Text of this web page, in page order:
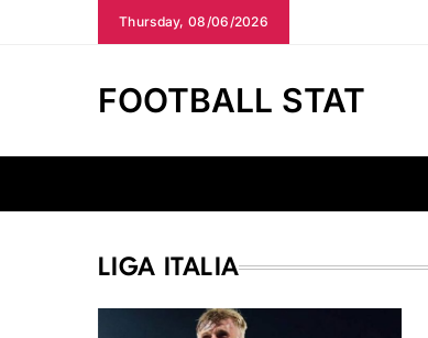
Thursday, 08/06/2026
FOOTBALL STAT
LIGA ITALIA